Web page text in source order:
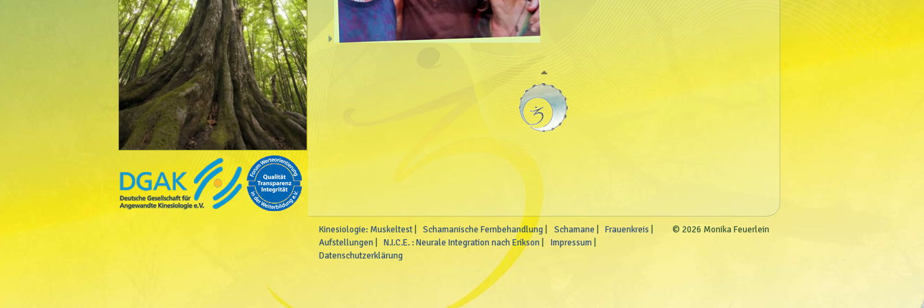
Kinesiologie: Muskeltest Schamanische Fernbehandlung Schamane
Frauenkreis
Aufstellungen
N.I.C.E. : Neurale Integration nach Erikson
Impressum
Datenschutzerklärung
© 2026 Monika Feuerlein